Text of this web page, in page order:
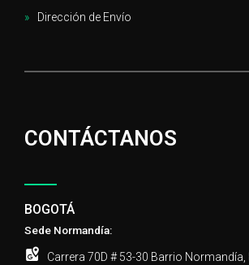
Dirección de Envío
CONTÁCTANOS
BOGOTÁ
Sede Normandía:
Carrera 70D # 53-30 Barrio